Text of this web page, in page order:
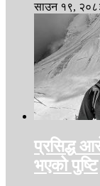
साउन १९,
प्रसिद्ध
भएको पुष्टि